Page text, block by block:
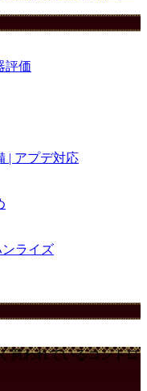
評価
| アプデ対応
ライズ
買われているコントロ